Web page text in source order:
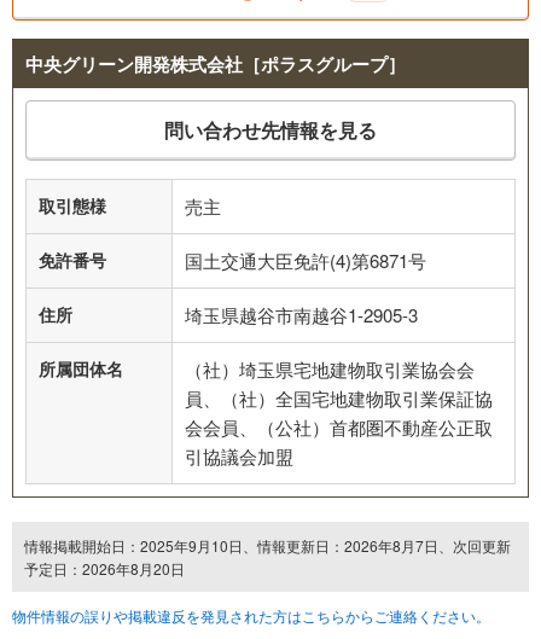
中央グリーン開発株式会社［ポラスグループ］
問い合わせ先情報を見る
取引態様 売主
免許番号 国土交通大臣免許(4)第6871号
住所 埼玉県越谷市南越谷1-2905-3
所属団体名
（社）埼玉県宅地建物取引業協会会
員、（社）全国宅地建物取引業保証協
会会員、（公社）首都圏不動産公正取
引協議会加盟
情報掲載開始日：2025年9月10日、情報更新日：2026年8月7日、次回更新
予定日：2026年8月20日
物件情報の誤りや掲載違反を発見された方はこちらからご連絡ください。